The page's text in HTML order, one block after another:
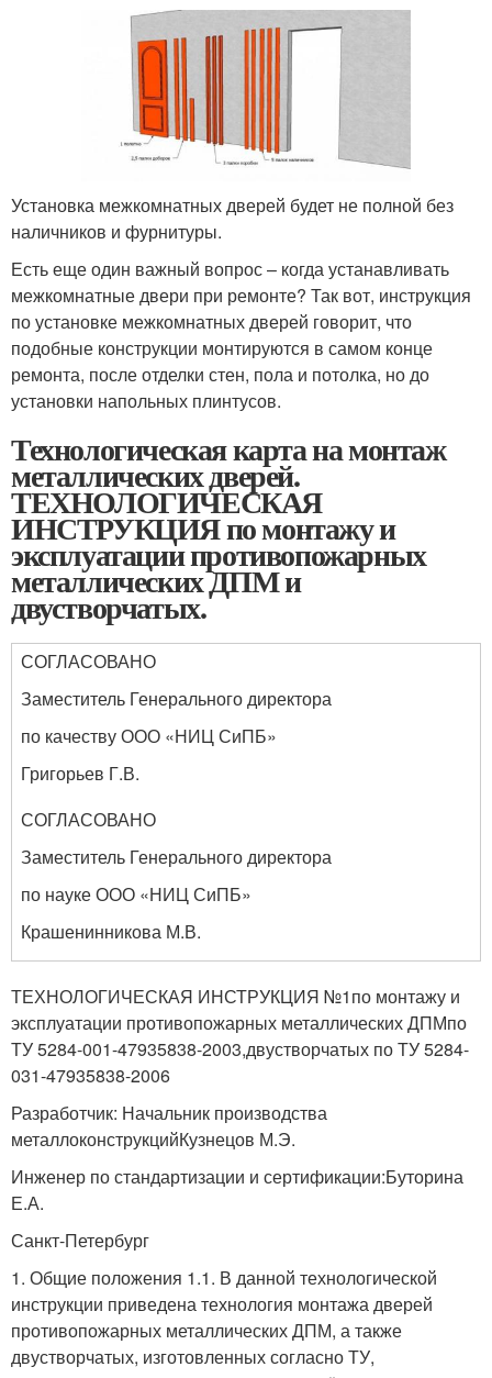
Установка межкомнатных дверей будет не полной без
наличников и фурнитуры.
Есть еще один важный вопрос – когда устанавливать
межкомнатные двери при ремонте? Так вот, инструкция
по установке межкомнатных дверей говорит, что
подобные конструкции монтируются в самом конце
ремонта, после отделки стен, пола и потолка, но до
установки напольных плинтусов.
Технологическая карта на монтаж
металлических дверей.
ТЕХНОЛОГИЧЕСКАЯ
ИНСТРУКЦИЯ по монтажу и
эксплуатации противопожарных
металлических ДПМ и
двустворчатых.
СОГЛАСОВАНО
Заместитель Генерального директора
по качеству ООО «НИЦ СиПБ»
Григорьев Г.В.
СОГЛАСОВАНО
Заместитель Генерального директора
по науке ООО «НИЦ СиПБ»
Крашенинникова М.В.
ТЕХНОЛОГИЧЕСКАЯ ИНСТРУКЦИЯ №1по монтажу и
эксплуатации противопожарных металлических ДПМпо
ТУ 5284-001-47935838-2003,двустворчатых по ТУ 5284-
031-47935838-2006
Разработчик: Начальник производства
металлоконструкцийКузнецов М.Э.
Инженер по стандартизации и сертификации:Буторина
Е.А.
Санкт-Петербург
1. Общие положения 1.1. В данной технологической
инструкции приведена технология монтажа дверей
противопожарных металлических ДПМ, а также
двустворчатых, изготовленных согласно ТУ,